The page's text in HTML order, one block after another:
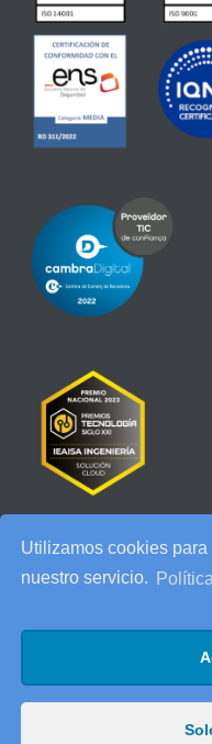
Utilizamos cookies
nuestro servicio.
IA de ESADE
25 años de IEAISA: una
AI Act: qué cambia para